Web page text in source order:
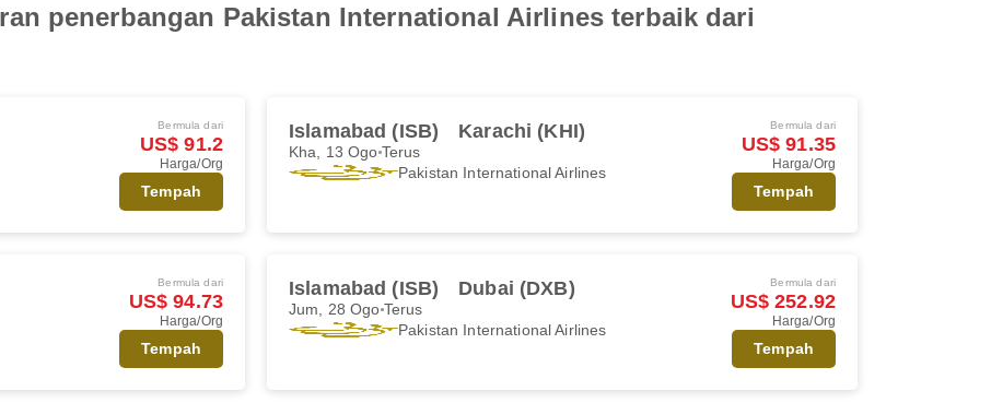
penerbangan Pakistan International Airlines terbaik dari
Bermula dari
US$ 91.2
Harga/Org
Tempah
Islamabad (ISB) Karachi (KHI)
Kha, 13 Ogo Terus
Pakistan International Airlines
Bermula dari
US$ 91.35
Harga/Org
Tempah
Bermula dari
US$ 94.73
Harga/Org
Tempah
Islamabad (ISB) Dubai (DXB)
Jum, 28 Ogo Terus
Pakistan International Airlines
Bermula dari
US$ 252.92
Harga/Org
Tempah